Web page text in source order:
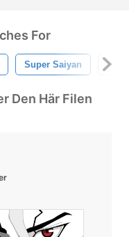
For
Super Saiyan
Den Här Filen